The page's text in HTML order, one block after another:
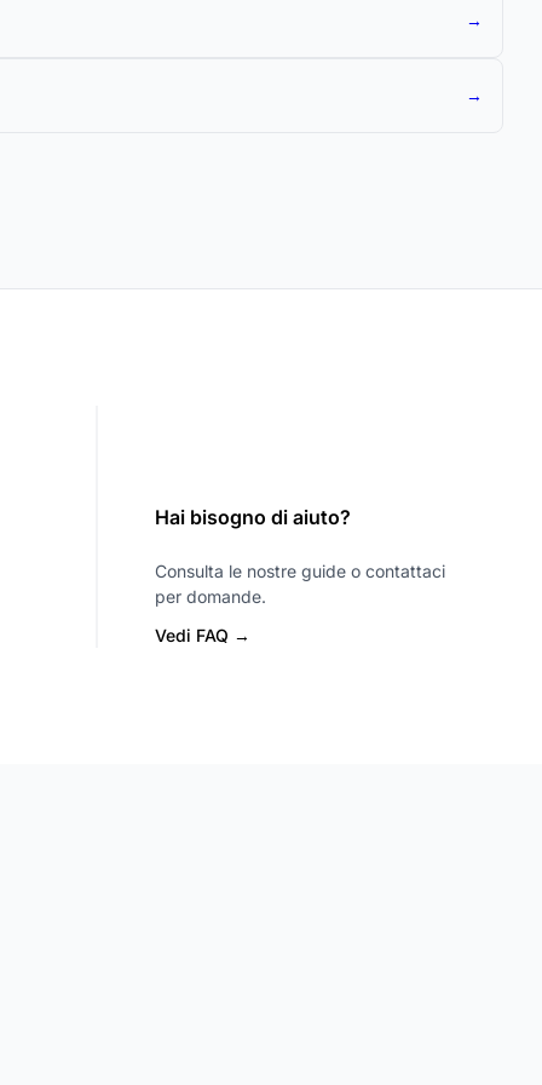
→
→
Hai bisogno di aiuto?
Consulta le nostre guide o contattaci
per domande.
Vedi FAQ →